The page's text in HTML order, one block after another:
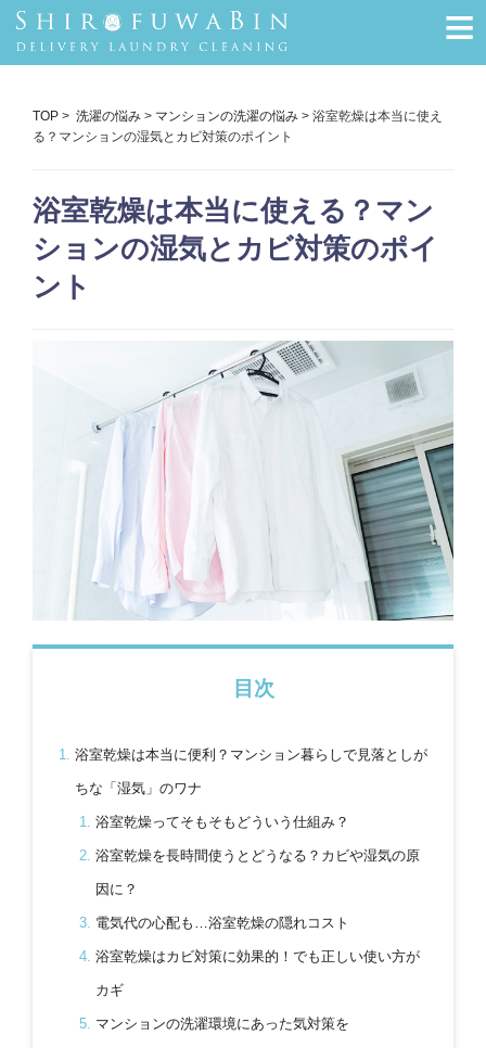
≡
TOP > 洗濯の悩み > マンションの洗濯の悩み > 浴室乾燥は本当に使え
る？マンションの湿気とカビ対策のポイント
浴室乾燥は本当に使える？マン
ションの湿気とカビ対策のポイ
ント
目次
浴室乾燥は本当に便利？マンション暮らしで見落としが
ちな「湿気」のワナ
浴室乾燥ってそもそもどういう仕組み？
浴室乾燥を長時間使うとどうなる？カビや湿気の原
因に？
電気代の心配も…浴室乾燥の隠れコスト
浴室乾燥はカビ対策に効果的！でも正しい使い方が
カギ
マンションの洗濯環境にあった気対策を